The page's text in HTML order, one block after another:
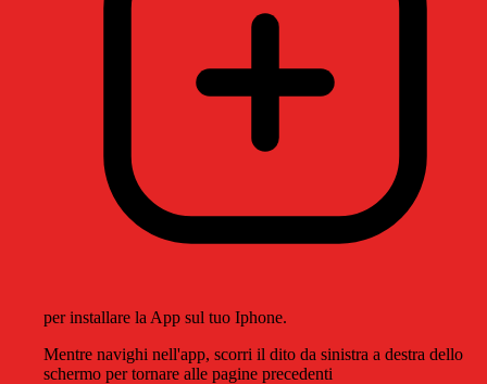
per installare la App sul tuo Iphone.
Mentre navighi nell'app, scorri il dito da sinistra a destra dello
schermo per tornare alle pagine precedenti